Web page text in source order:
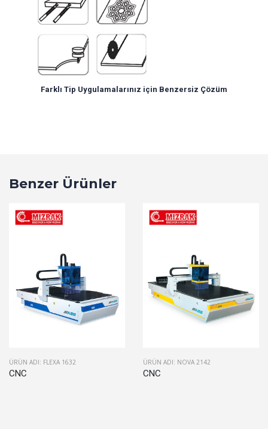
Farklı Tip Uygulamalarınız için Benzersiz Çözüm
Benzer Ürünler
ÜRÜN ADI: FLEXA 1632
CNC
ÜRÜN ADI: NOVA 2142
CNC